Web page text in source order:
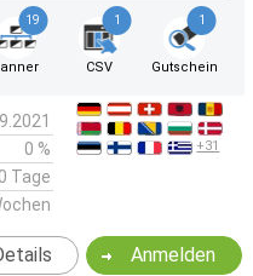
19 1
CSV
1
Gutschein
0 %
Tage
+31
Anmelden